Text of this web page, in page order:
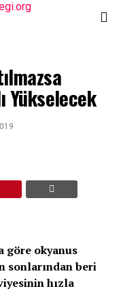
Yükselecek
göre okyanus
sonlarından beri
hızla